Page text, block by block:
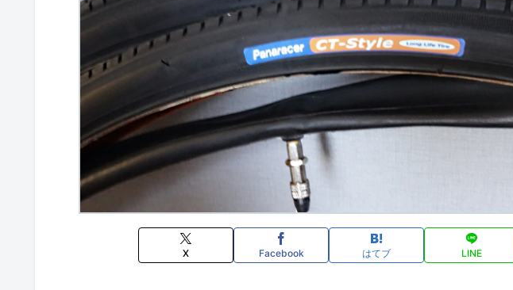
X Facebook はてブ LINE